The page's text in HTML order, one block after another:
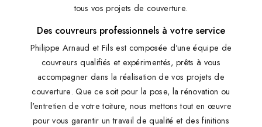
tous vos projets de couverture.
Des couvreurs professionnels à votre service
Philippe Arnaud et Fils est composée d'une équipe de
couvreurs qualifiés et expérimentés, prêts à vous
accompagner dans la réalisation de vos projets de
couverture. Que ce soit pour la pose, la rénovation ou
l'entretien de votre toiture, nous mettons tout en œuvre
pour vous garantir un travail de qualité et des finitions